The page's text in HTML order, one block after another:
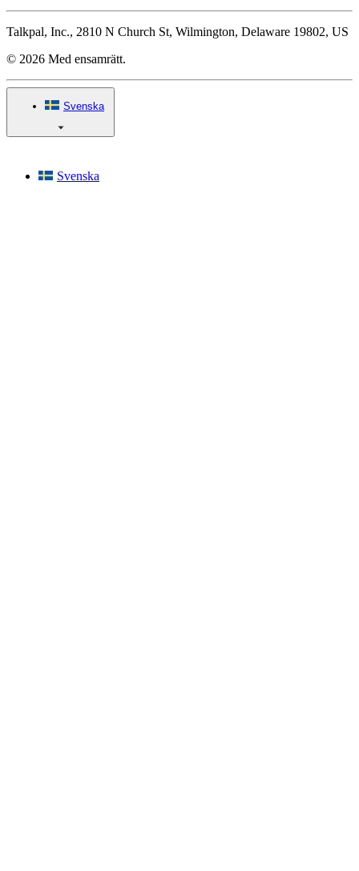
Talkpal, Inc., 2810 N Church St, Wilmington, Delaware 19802, US
© 2026 Med ensamrätt.
Svenska
Svenska